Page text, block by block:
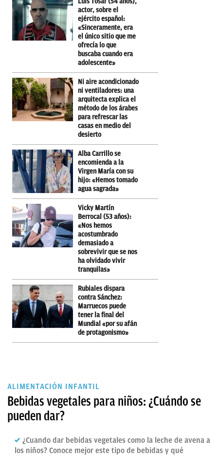
actor, sobre el
ejército español:
«Sinceramente, era
el único sitio que me
ofrecía lo que
buscaba cuando era
adolescente»
Ni aire acondicionado
ni ventiladores: una
arquitecta explica el
método de los árabes
para refrescar las
casas en medio del
desierto
Alba Carrillo se
encomienda a la
Virgen María con su
hijo: «Hemos tomado
agua sagrada»
Vicky Martín
Berrocal (53 años):
«Nos hemos
acostumbrado
demasiado a
sobrevivir que se nos
ha olvidado vivir
tranquilas»
Rubiales dispara
contra Sánchez:
Marruecos puede
tener la final del
Mundial «por su afán
de protagonismo»
ALIMENTACIÓN INFANTIL
Bebidas vegetales para niños: ¿Cuándo se
pueden dar?
¿Cuando dar bebidas vegetales como la leche de avena a
los niños? Conoce mejor este tipo de bebidas y qué